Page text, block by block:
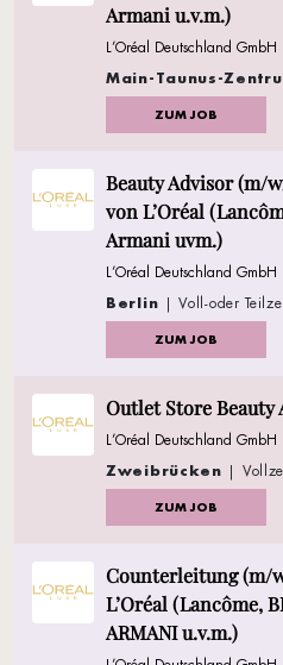
Armani u.v.m.)
L’Oréal Deutschland
Main-Taunus-
ZUM JOB
Beauty Advisor (m/
von L’Oréal
Armani uvm.)
L’Oréal Deutschland
Berlin | Voll-oder
ZUM JOB
Outlet Store
L’Oréal Deutschland
Zweibrücken |
ZUM JOB
Counterleitung (m/
L’Oréal (Lancôme,
ARMANI u.v.m.)